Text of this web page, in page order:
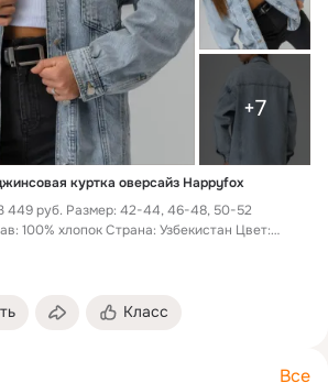
+7
куртка оверсайз Happyfox
449 руб. Размер: 42-44, 46-48, 50-52
100% хлопок Страна: Узбекистан Цвет:
Класс
Все